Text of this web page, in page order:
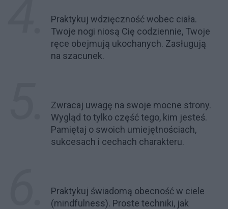
Praktykuj wdzięczność wobec ciała.
Twoje nogi niosą Cię codziennie, Twoje
ręce obejmują ukochanych. Zasługują
na szacunek.
Zwracaj uwagę na swoje mocne strony.
Wygląd to tylko część tego, kim jesteś.
Pamiętaj o swoich umiejętnościach,
sukcesach i cechach charakteru.
Praktykuj świadomą obecność w ciele
(mindfulness). Proste techniki, jak